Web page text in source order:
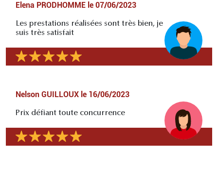
Elena PRODHOMME le 07/06/2023
Les prestations réalisées sont très bien, je
suis très satisfait
Nelson GUILLOUX le 16/06/2023
Prix défiant toute concurrence